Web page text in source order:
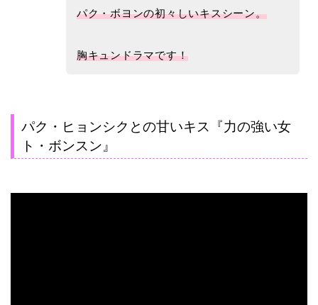
パク・ボヨンの初々しいキスシーン。
胸キュンドラマです！
パク・ヒョンシクとの甘いキス『力の強い女
ト・ボンスン』